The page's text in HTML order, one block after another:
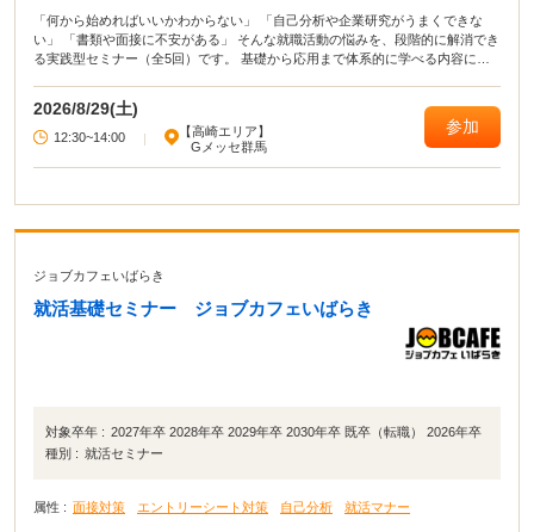
「何から始めればいいかわからない」 「自己分析や企業研究がうまくできな
い」 「書類や面接に不安がある」 そんな就職活動の悩みを、段階的に解消でき
る実践型セミナー（全5回）です。 基礎から応用まで体系的に学べる内容に加
の方も、転職を考えている方も、それぞれに合った進め方をサポートします。
2026/8/29(土)
12:30~14:00 |
【高崎エリア】
Gメッセ群馬
参加
ジョブカフェいばらき
就活基礎セミナー ジョブカフェいばらき
対象卒年 : 2027年卒 2028年卒 2029年卒 2030年卒 既卒（転職） 2026年卒
種別 : 就活セミナー
属性 : 面接対策 エントリーシート対策 自己分析 就活マナー